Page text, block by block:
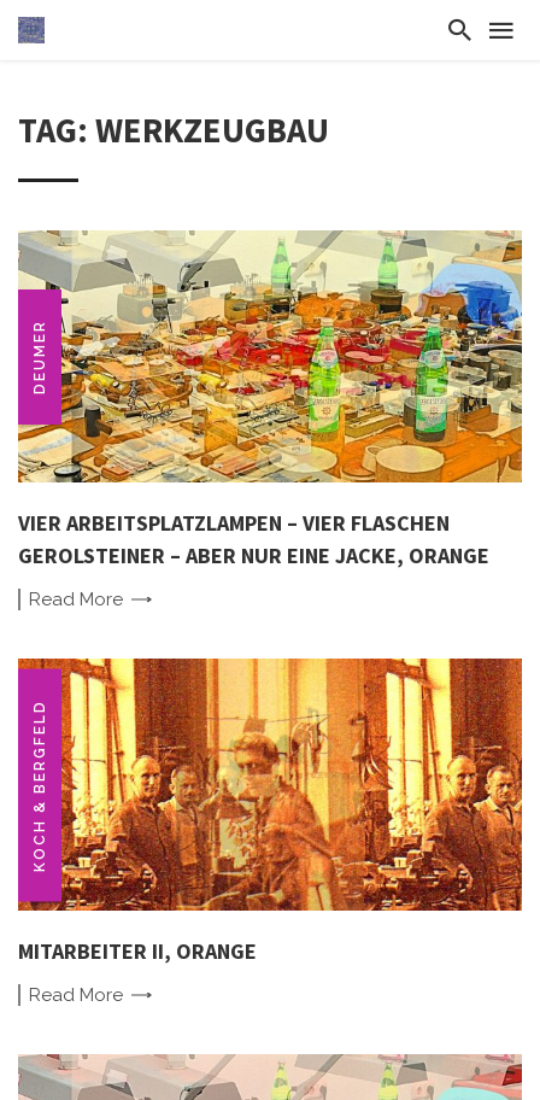
TAG: WERKZEUGBAU
DEUMER
VIER ARBEITSPLATZLAMPEN – VIER FLASCHEN
GEROLSTEINER – ABER NUR EINE JACKE, ORANGE
Read More
KOCH & BERGFELD
MITARBEITER II, ORANGE
Read More